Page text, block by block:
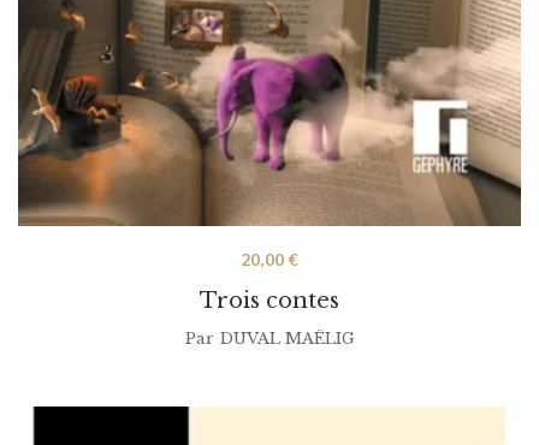
Trois contes
20,00€
Par DUVAL MAËLIG